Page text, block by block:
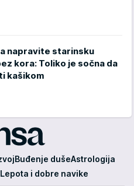
napravite starinsku
kora: Toliko je sočna da
kašikom
Buđenje dušeAstrologija
Lepota i dobre navike